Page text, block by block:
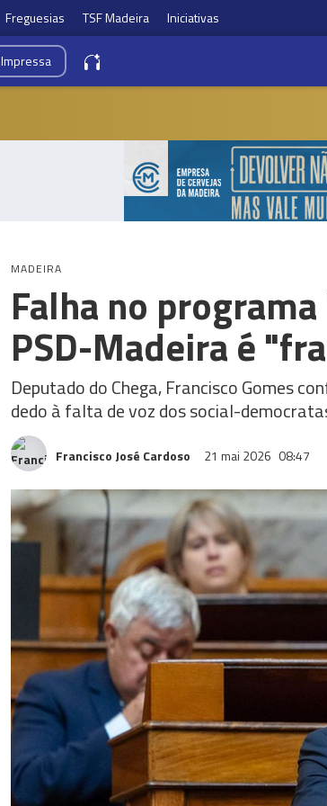
Freguesias TSF Madeira Iniciativas
Impressa
MADEIRA
Falha no
PSD-Madeira é
Deputado do Chega, Francisco Gomes
dedo à falta de voz dos social-
Francisco José Cardoso 21 mai 2026 08:47